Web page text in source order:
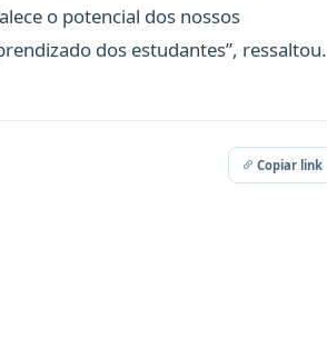
o potencial dos nossos
dos estudantes”, ressaltou.
Copiar link